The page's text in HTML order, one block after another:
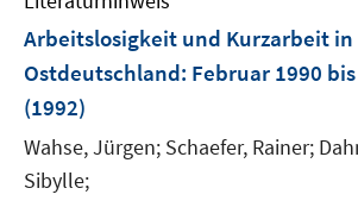
Arbeitslosigkeit und Kurzarbeit in
Ostdeutschland: Februar 1990
(1992)
Wahse, Jürgen; Schaefer, Rainer;
Sibylle;